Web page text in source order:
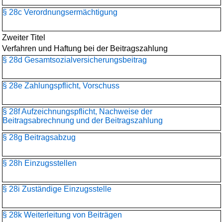
§ 28c Verordnungsermächtigung
Zweiter Titel
Verfahren und Haftung bei der Beitragszahlung
§ 28d Gesamtsozialversicherungs­beitrag
§ 28e Zahlungspflicht, Vorschuss
§ 28f Aufzeichnungspflicht, Nachweise der
Beitragsabrechnung und der Beitragszahlung
§ 28g Beitragsabzug
§ 28h Einzugsstellen
§ 28i Zuständige Einzugsstelle
§ 28k Weiterleitung von Beiträgen